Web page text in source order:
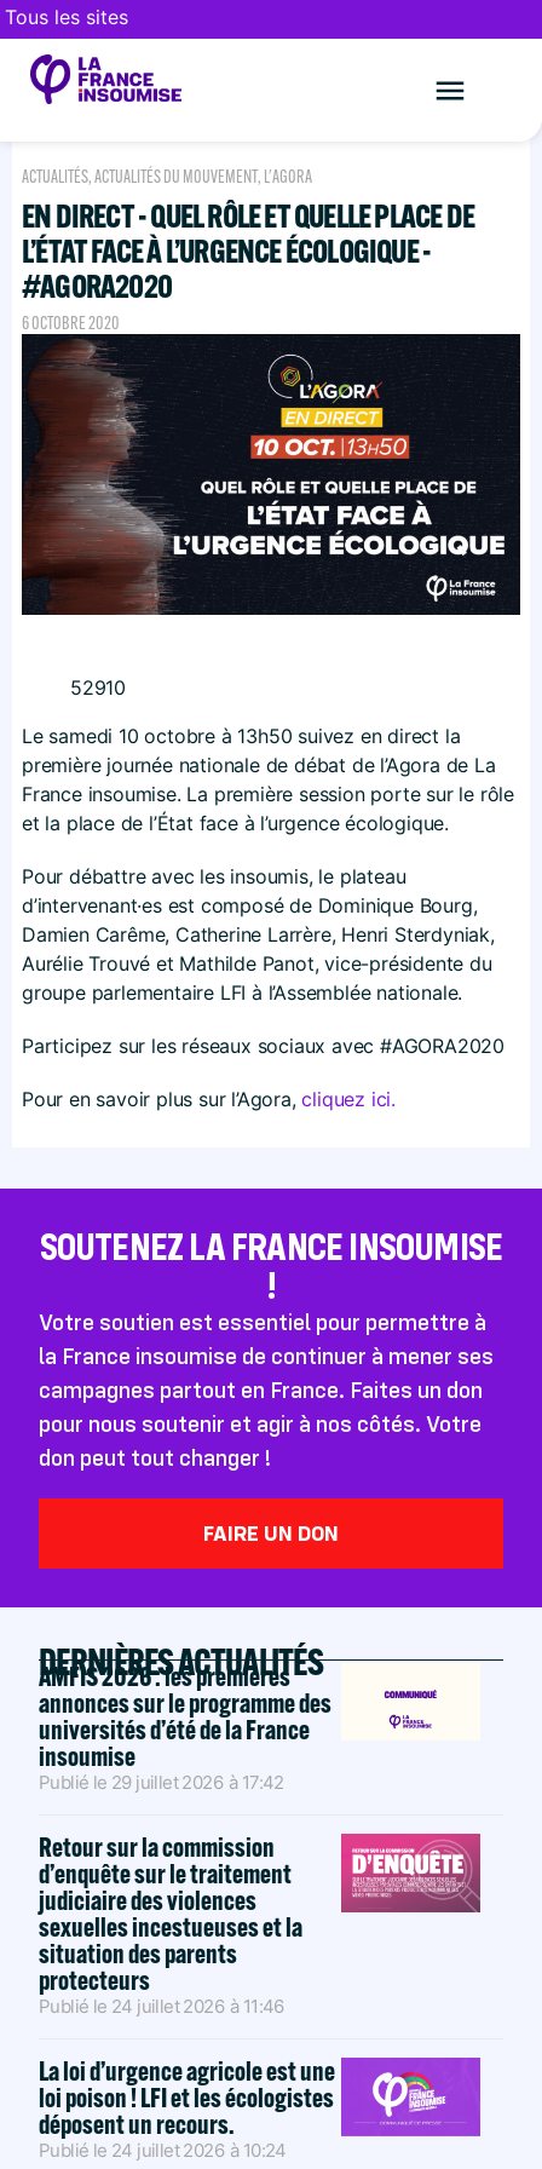
Tous les sites
ACTUALITÉS,ACTUALITÉS DU MOUVEMENT, L'AGORA
EN DIRECT - QUEL RÔLE ET QUELLE PLACE DE
L’ÉTAT FACE À L’URGENCE ÉCOLOGIQUE -
#AGORA2020
6 OCTOBRE 2020
52910
Le samedi 10 octobre à 13h50 suivez en direct la
première journée nationale de débat de l’Agora de La
France insoumise. La première session porte sur le rôle
et la place de l’État face à l’urgence écologique.
Pour débattre avec les insoumis, le plateau
d’intervenant·es est composé de Dominique Bourg,
Damien Carême, Catherine Larrère, Henri Sterdyniak,
Aurélie Trouvé et Mathilde Panot, vice-présidente du
groupe parlementaire LFI à l’Assemblée nationale.
Participez sur les réseaux sociaux avec #AGORA2020
Pour en savoir plus sur l’Agora,cliquez ici.
SOUTENEZ LA FRANCE INSOUMISE
!
Votre soutien est essentiel pour permettre à
la France insoumise de continuer à mener ses
campagnes partout en France. Faites un don
pour nous soutenir et agir à nos côtés. Votre
don peut tout changer !
FAIRE UN DON
DERNIÈRES ACTUALITÉS
AMFIS 2026 : les premières
annonces sur le programme des
universités d’été de la France
insoumise
Publié le 29 juillet 2026 à 17:42
Retour sur la commission
d’enquête sur le traitement
judiciaire des violences
sexuelles incestueuses et la
situation des parents
protecteurs
Publié le 24 juillet 2026 à 11:46
La loi d’urgence agricole est une
loi poison ! LFI et les écologistes
déposent un recours.
Publié le 24 juillet 2026 à 10:24